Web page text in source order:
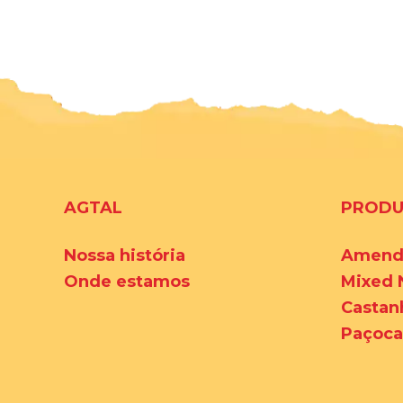
AGTAL
Nossa história
Onde estamos
Mixed
Paçoca